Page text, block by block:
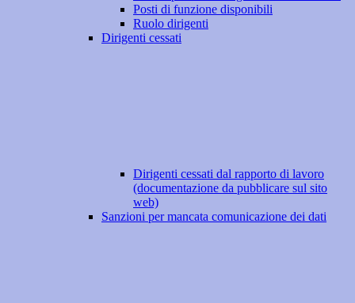
Posti di funzione disponibili
Ruolo dirigenti
Dirigenti cessati
Dirigenti cessati dal rapporto di lavoro
(documentazione da pubblicare sul sito
web)
Sanzioni per mancata comunicazione dei dati